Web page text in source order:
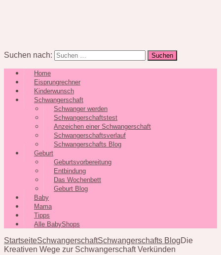
Suchen nach:
Home
Eisprungrechner
Kinderwunsch
Schwangerschaft
Schwanger werden
Schwangerschaftstest
Anzeichen einer Schwangerschaft
Schwangerschaftsverlauf
Schwangerschafts Blog
Geburt
Geburtsvorbereitung
Entbindung
Das Wochenbett
Geburt Blog
Baby
Mama
Tipps
Alle BabyShops
StartseiteSchwangerschaftSchwangerschafts BlogDie
Kreativen Wege zur Schwangerschaft Verkünden